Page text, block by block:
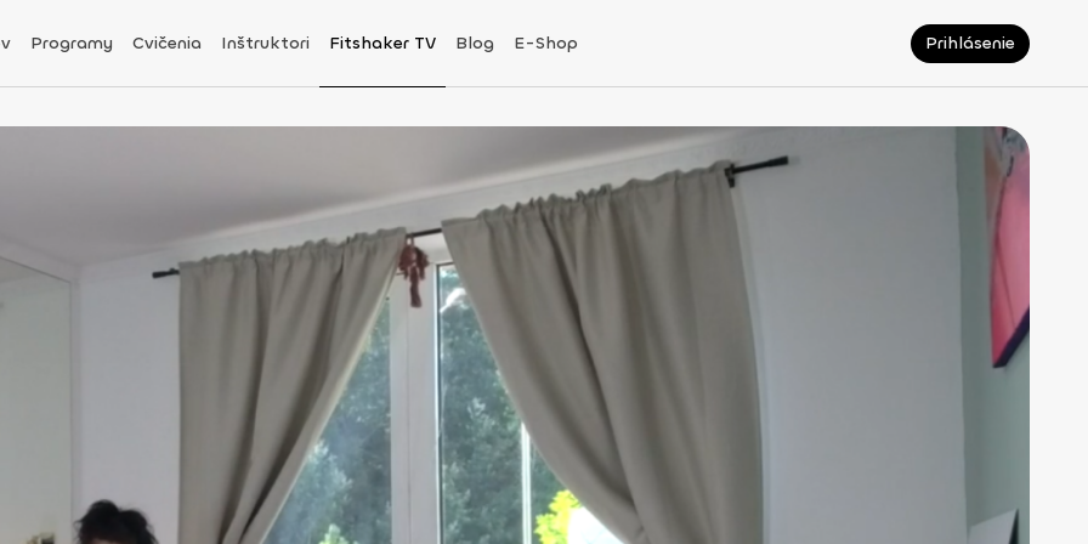
Programy Cvičenia Inštruktori Fitshaker TV Blog E-Shop Prihlásenie